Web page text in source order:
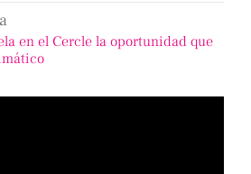
en el Cercle la oportunidad que